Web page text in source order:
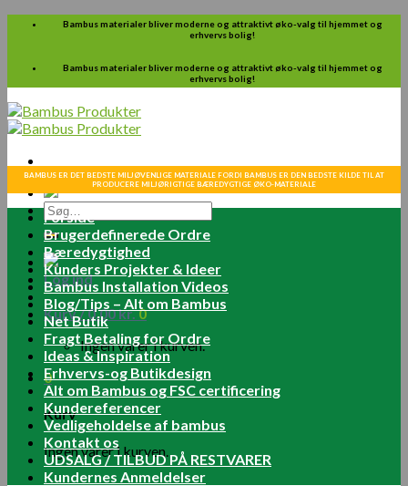
Skip
Bambus materialer bliver moderne og attraktivt øko-valg til hjemmet og
erhvervs bolig!
Bambus materialer bliver moderne og attraktivt øko-valg til hjemmet og
erhvervs bolig!
Søg
efter:
Log ind
Kurv /0.00kr.0
Ingen varer i kurven.
0
Kurv
Ingen varer i kurven.
BAMBUS ER DET BEDSTE MILJØVENLIGE MATERIALE FORDI BAMBUS ER DEN BEDSTE KILDE TIL AT
PRODUCERE MILJØRIGTIGE BÆREDYGTIGE ØKO-MATERIALE
Forside
Brugerdefinerede Ordre
Bæredygtighed
Kunders Projekter & Ideer
Bambus Installation Videos
Blog/Tips – Alt om Bambus
Net Butik
Fragt Betaling for Ordre
Ideas & Inspiration
Erhvervs-og Butikdesign
Alt om Bambus og FSC certificering
Kundereferencer
Vedligeholdelse af bambus
Kontakt os
UDSALG / TILBUD PÅ RESTVARER
Kundernes Anmeldelser